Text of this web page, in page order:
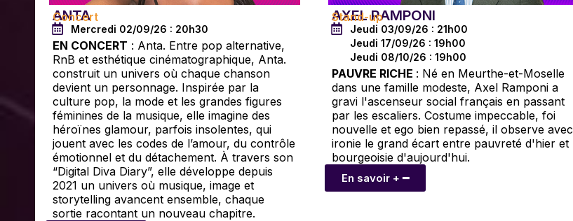
ANTA
Concert
Mercredi 02/09/26 : 20h30
EN CONCERT : Anta. Entre pop alternative,
RnB et esthétique cinématographique, Anta.
construit un univers où chaque chanson
devient un personnage. Inspirée par la
culture pop, la mode et les grandes figures
féminines de la musique, elle imagine des
héroïnes glamour, parfois insolentes, qui
jouent avec les codes de l’amour, du contrôle
émotionnel et du détachement. À travers son
“Digital Diva Diary”, elle développe depuis
2021 un univers où musique, image et
storytelling avancent ensemble, chaque
sortie racontant un nouveau chapitre.
AXEL RAMPONI
Stand-up
Jeudi 03/09/26 : 21h00
Jeudi 17/09/26 : 19h00
Jeudi 08/10/26 : 19h00
PAUVRE RICHE : Né en Meurthe-et-Moselle
dans une famille modeste, Axel Ramponi a
gravi l'ascenseur social français en passant
par les escaliers. Costume impeccable, foi
nouvelle et ego bien repassé, il observe avec
ironie le grand écart entre pauvreté d'hier et
bourgeoisie d'aujourd'hui.
En savoir + ━